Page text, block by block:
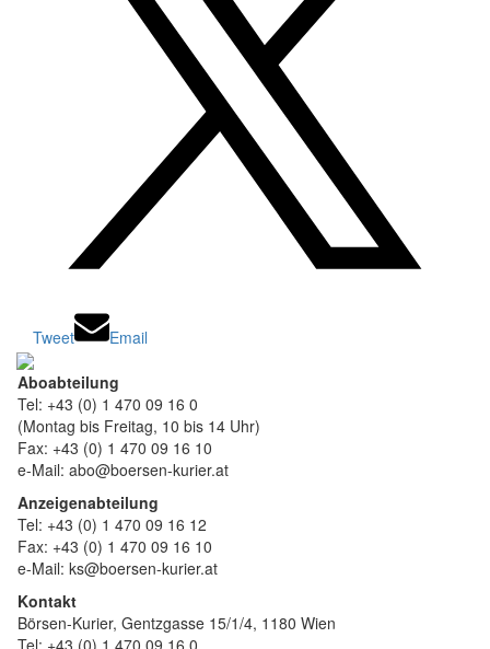
Tweet Email
Aboabteilung
Tel: +43 (0) 1 470 09 16 0
(Montag bis Freitag, 10 bis 14 Uhr)
Fax: +43 (0) 1 470 09 16 10
e-Mail: abo@boersen-kurier.at
Anzeigenabteilung
Tel: +43 (0) 1 470 09 16 12
Fax: +43 (0) 1 470 09 16 10
e-Mail: ks@boersen-kurier.at
Kontakt
Börsen-Kurier, Gentzgasse 15/1/4, 1180 Wien